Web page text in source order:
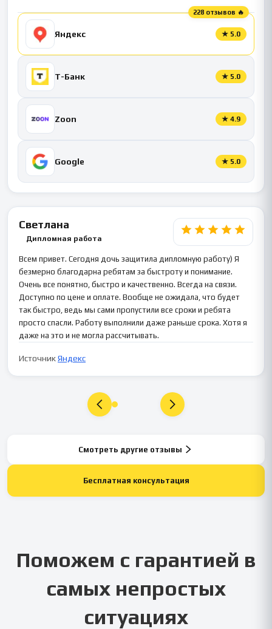
228 отзывов 🔥
Яндекс ★ 5.0
Т-Банк ★ 5.0
Zoon ★ 4.9
Google ★ 5.0
Светлана
Дипломная работа
Всем привет. Сегодня дочь защитила дипломную работу) Я
безмерно благодарна ребятам за быстроту и понимание.
Очень все понятно, быстро и качественно. Всегда на связи.
Доступно по цене и оплате. Вообще не ожидала, что будет
так быстро, ведь мы сами пропустили все сроки и ребята
просто спасли. Работу выполнили даже раньше срока. Хотя я
даже на это и не могла рассчитывать.
ИсточникЯндекс
Смотреть другие отзывы
Бесплатная консультация
Поможем с гарантией в
самых непростых
ситуациях